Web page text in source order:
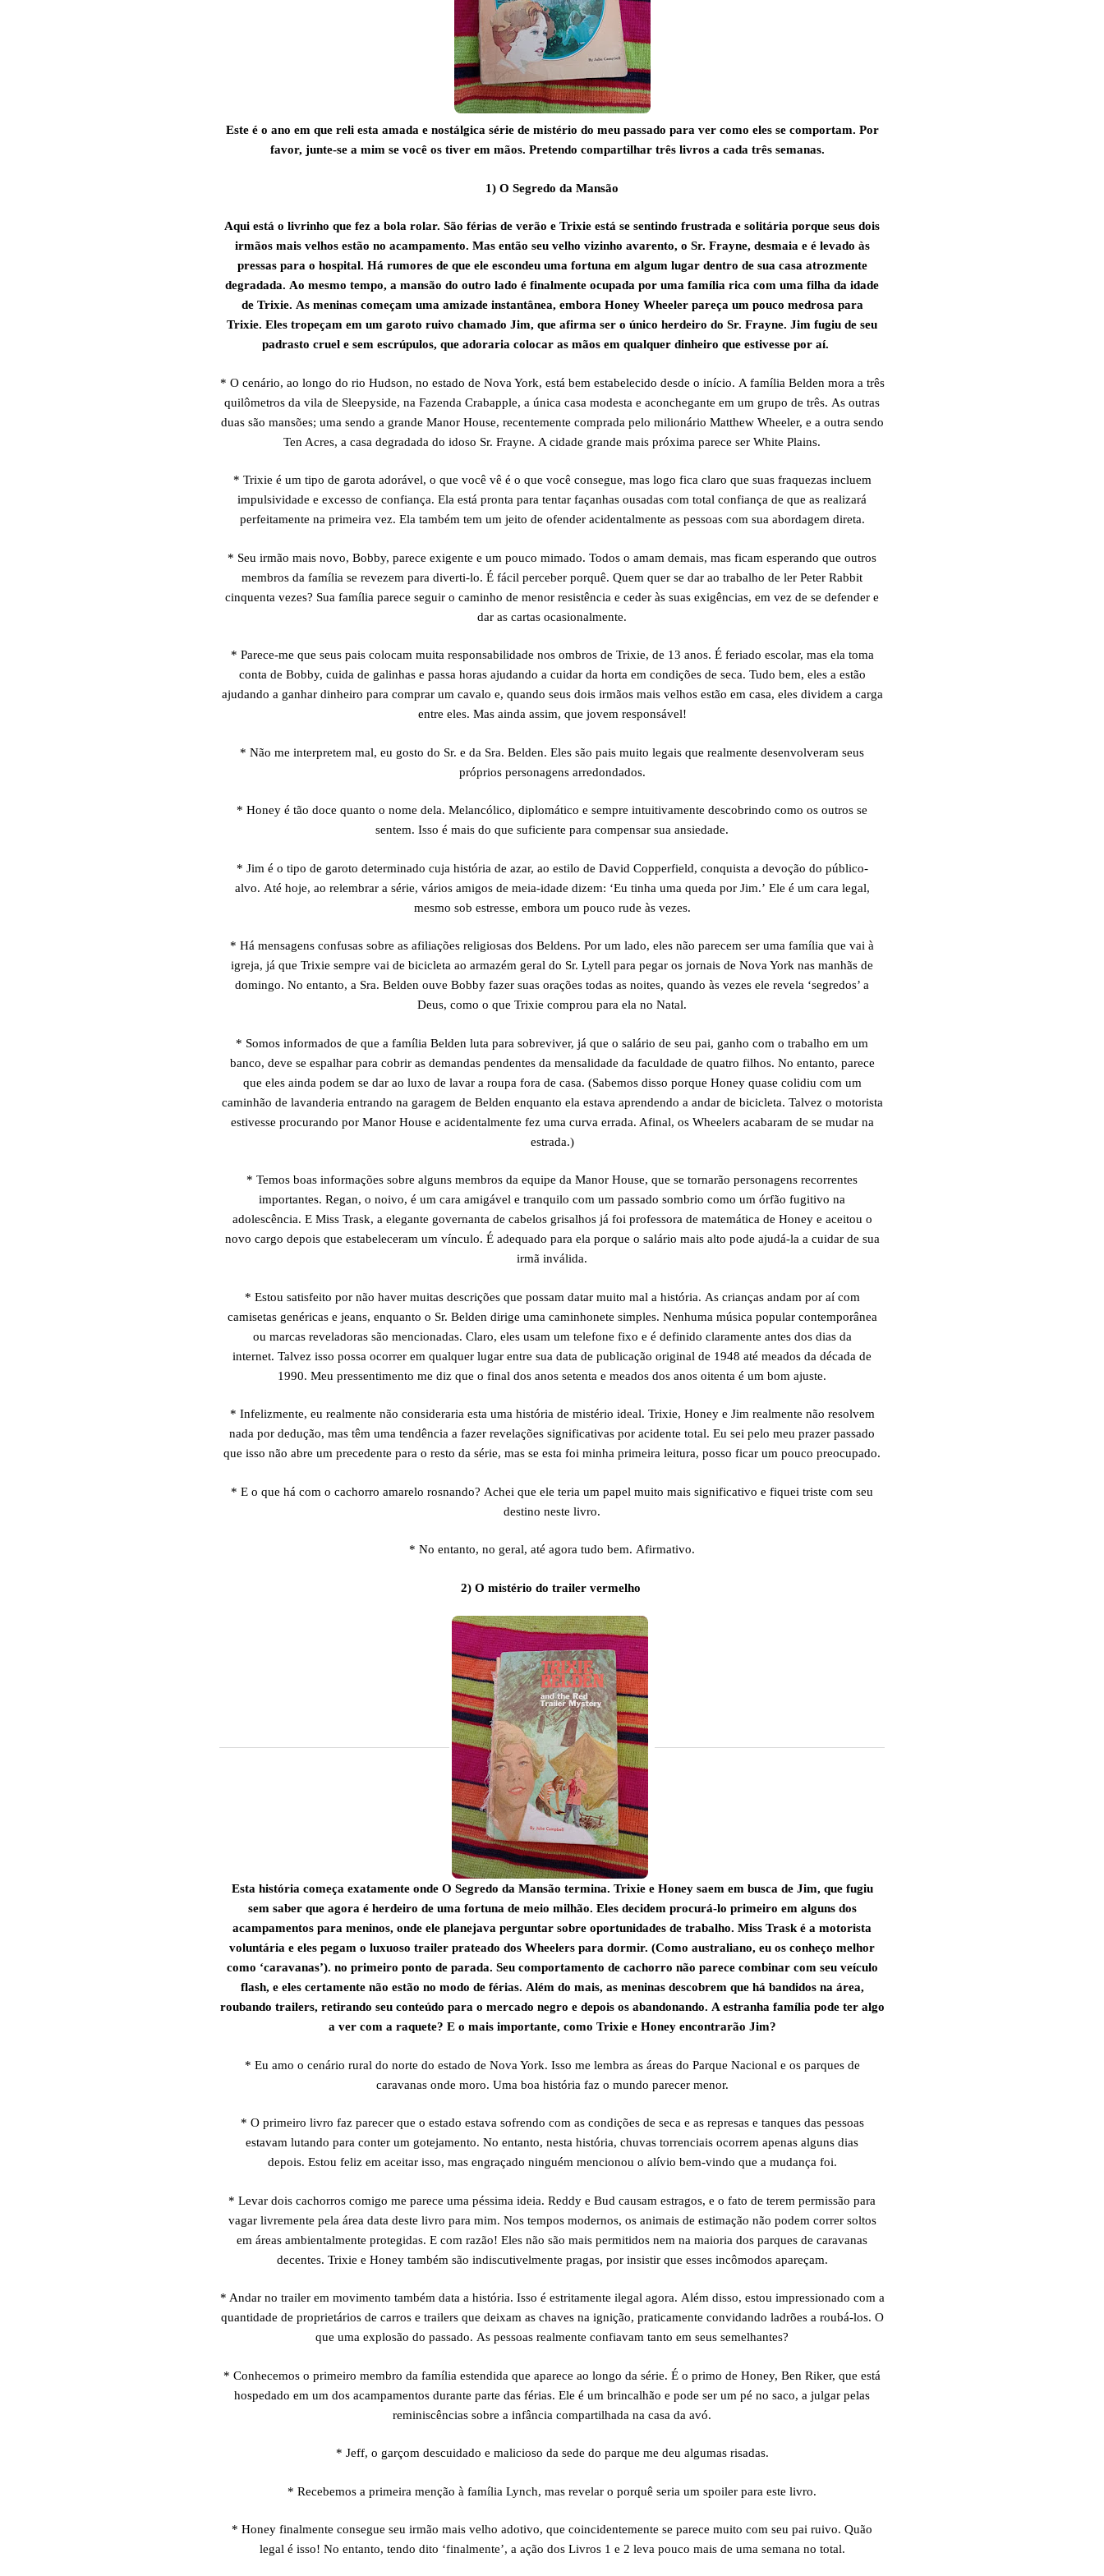
Este é o ano em que reli esta amada e nostálgica série de mistério do meu passado para ver como eles se comportam. Por
favor, junte-se a mim se você os tiver em mãos. Pretendo compartilhar três livros a cada três semanas.
1) O Segredo da Mansão
Aqui está o livrinho que fez a bola rolar. São férias de verão e Trixie está se sentindo frustrada e solitária porque seus dois
irmãos mais velhos estão no acampamento. Mas então seu velho vizinho avarento, o Sr. Frayne, desmaia e é levado às
pressas para o hospital. Há rumores de que ele escondeu uma fortuna em algum lugar dentro de sua casa atrozmente
degradada. Ao mesmo tempo, a mansão do outro lado é finalmente ocupada por uma família rica com uma filha da idade
de Trixie. As meninas começam uma amizade instantânea, embora Honey Wheeler pareça um pouco medrosa para
Trixie. Eles tropeçam em um garoto ruivo chamado Jim, que afirma ser o único herdeiro do Sr. Frayne. Jim fugiu de seu
padrasto cruel e sem escrúpulos, que adoraria colocar as mãos em qualquer dinheiro que estivesse por aí.
* O cenário, ao longo do rio Hudson, no estado de Nova York, está bem estabelecido desde o início. A família Belden mora a três
quilômetros da vila de Sleepyside, na Fazenda Crabapple, a única casa modesta e aconchegante em um grupo de três. As outras
duas são mansões; uma sendo a grande Manor House, recentemente comprada pelo milionário Matthew Wheeler, e a outra sendo
Ten Acres, a casa degradada do idoso Sr. Frayne. A cidade grande mais próxima parece ser White Plains.
* Trixie é um tipo de garota adorável, o que você vê é o que você consegue, mas logo fica claro que suas fraquezas incluem
impulsividade e excesso de confiança. Ela está pronta para tentar façanhas ousadas com total confiança de que as realizará
perfeitamente na primeira vez. Ela também tem um jeito de ofender acidentalmente as pessoas com sua abordagem direta.
* Seu irmão mais novo, Bobby, parece exigente e um pouco mimado. Todos o amam demais, mas ficam esperando que outros
membros da família se revezem para diverti-lo. É fácil perceber porquê. Quem quer se dar ao trabalho de ler Peter Rabbit
cinquenta vezes? Sua família parece seguir o caminho de menor resistência e ceder às suas exigências, em vez de se defender e
dar as cartas ocasionalmente.
* Parece-me que seus pais colocam muita responsabilidade nos ombros de Trixie, de 13 anos. É feriado escolar, mas ela toma
conta de Bobby, cuida de galinhas e passa horas ajudando a cuidar da horta em condições de seca. Tudo bem, eles a estão
ajudando a ganhar dinheiro para comprar um cavalo e, quando seus dois irmãos mais velhos estão em casa, eles dividem a carga
entre eles. Mas ainda assim, que jovem responsável!
* Não me interpretem mal, eu gosto do Sr. e da Sra. Belden. Eles são pais muito legais que realmente desenvolveram seus
próprios personagens arredondados.
* Honey é tão doce quanto o nome dela. Melancólico, diplomático e sempre intuitivamente descobrindo como os outros se
sentem. Isso é mais do que suficiente para compensar sua ansiedade.
* Jim é o tipo de garoto determinado cuja história de azar, ao estilo de David Copperfield, conquista a devoção do público-
alvo. Até hoje, ao relembrar a série, vários amigos de meia-idade dizem: ‘Eu tinha uma queda por Jim.’ Ele é um cara legal,
mesmo sob estresse, embora um pouco rude às vezes.
* Há mensagens confusas sobre as afiliações religiosas dos Beldens. Por um lado, eles não parecem ser uma família que vai à
igreja, já que Trixie sempre vai de bicicleta ao armazém geral do Sr. Lytell para pegar os jornais de Nova York nas manhãs de
domingo. No entanto, a Sra. Belden ouve Bobby fazer suas orações todas as noites, quando às vezes ele revela ‘segredos’ a
Deus, como o que Trixie comprou para ela no Natal.
* Somos informados de que a família Belden luta para sobreviver, já que o salário de seu pai, ganho com o trabalho em um
banco, deve se espalhar para cobrir as demandas pendentes da mensalidade da faculdade de quatro filhos. No entanto, parece
que eles ainda podem se dar ao luxo de lavar a roupa fora de casa. (Sabemos disso porque Honey quase colidiu com um
caminhão de lavanderia entrando na garagem de Belden enquanto ela estava aprendendo a andar de bicicleta. Talvez o motorista
estivesse procurando por Manor House e acidentalmente fez uma curva errada. Afinal, os Wheelers acabaram de se mudar na
estrada.)
* Temos boas informações sobre alguns membros da equipe da Manor House, que se tornarão personagens recorrentes
importantes. Regan, o noivo, é um cara amigável e tranquilo com um passado sombrio como um órfão fugitivo na
adolescência. E Miss Trask, a elegante governanta de cabelos grisalhos já foi professora de matemática de Honey e aceitou o
novo cargo depois que estabeleceram um vínculo. É adequado para ela porque o salário mais alto pode ajudá-la a cuidar de sua
irmã inválida.
* Estou satisfeito por não haver muitas descrições que possam datar muito mal a história. As crianças andam por aí com
camisetas genéricas e jeans, enquanto o Sr. Belden dirige uma caminhonete simples. Nenhuma música popular contemporânea
ou marcas reveladoras são mencionadas. Claro, eles usam um telefone fixo e é definido claramente antes dos dias da
internet. Talvez isso possa ocorrer em qualquer lugar entre sua data de publicação original de 1948 até meados da década de
1990. Meu pressentimento me diz que o final dos anos setenta e meados dos anos oitenta é um bom ajuste.
* Infelizmente, eu realmente não consideraria esta uma história de mistério ideal. Trixie, Honey e Jim realmente não resolvem
nada por dedução, mas têm uma tendência a fazer revelações significativas por acidente total. Eu sei pelo meu prazer passado
que isso não abre um precedente para o resto da série, mas se esta foi minha primeira leitura, posso ficar um pouco preocupado.
* E o que há com o cachorro amarelo rosnando? Achei que ele teria um papel muito mais significativo e fiquei triste com seu
destino neste livro.
* No entanto, no geral, até agora tudo bem. Afirmativo.
2) O mistério do trailer vermelho
Esta história começa exatamente onde O Segredo da Mansão termina. Trixie e Honey saem em busca de Jim, que fugiu
sem saber que agora é herdeiro de uma fortuna de meio milhão. Eles decidem procurá-lo primeiro em alguns dos
acampamentos para meninos, onde ele planejava perguntar sobre oportunidades de trabalho. Miss Trask é a motorista
voluntária e eles pegam o luxuoso trailer prateado dos Wheelers para dormir. (Como australiano, eu os conheço melhor
como ‘caravanas’). no primeiro ponto de parada. Seu comportamento de cachorro não parece combinar com seu veículo
flash, e eles certamente não estão no modo de férias. Além do mais, as meninas descobrem que há bandidos na área,
roubando trailers, retirando seu conteúdo para o mercado negro e depois os abandonando. A estranha família pode ter algo
a ver com a raquete? E o mais importante, como Trixie e Honey encontrarão Jim?
* Eu amo o cenário rural do norte do estado de Nova York. Isso me lembra as áreas do Parque Nacional e os parques de
caravanas onde moro. Uma boa história faz o mundo parecer menor.
* O primeiro livro faz parecer que o estado estava sofrendo com as condições de seca e as represas e tanques das pessoas
estavam lutando para conter um gotejamento. No entanto, nesta história, chuvas torrenciais ocorrem apenas alguns dias
depois. Estou feliz em aceitar isso, mas engraçado ninguém mencionou o alívio bem-vindo que a mudança foi.
* Levar dois cachorros comigo me parece uma péssima ideia. Reddy e Bud causam estragos, e o fato de terem permissão para
vagar livremente pela área data deste livro para mim. Nos tempos modernos, os animais de estimação não podem correr soltos
em áreas ambientalmente protegidas. E com razão! Eles não são mais permitidos nem na maioria dos parques de caravanas
decentes. Trixie e Honey também são indiscutivelmente pragas, por insistir que esses incômodos apareçam.
* Andar no trailer em movimento também data a história. Isso é estritamente ilegal agora. Além disso, estou impressionado com a
quantidade de proprietários de carros e trailers que deixam as chaves na ignição, praticamente convidando ladrões a roubá-los. O
que uma explosão do passado. As pessoas realmente confiavam tanto em seus semelhantes?
* Conhecemos o primeiro membro da família estendida que aparece ao longo da série. É o primo de Honey, Ben Riker, que está
hospedado em um dos acampamentos durante parte das férias. Ele é um brincalhão e pode ser um pé no saco, a julgar pelas
reminiscências sobre a infância compartilhada na casa da avó.
* Jeff, o garçom descuidado e malicioso da sede do parque me deu algumas risadas.
* Recebemos a primeira menção à família Lynch, mas revelar o porquê seria um spoiler para este livro.
* Honey finalmente consegue seu irmão mais velho adotivo, que coincidentemente se parece muito com seu pai ruivo. Quão
legal é isso! No entanto, tendo dito ‘finalmente’, a ação dos Livros 1 e 2 leva pouco mais de uma semana no total.